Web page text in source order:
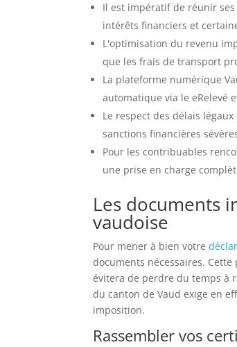
Il est impératif de réunir
intérêts financiers et
L'optimisation du revenu
que les frais de transport
La plateforme numérique
automatique via le eRelevé
Le respect des délais
sanctions financières
Pour les contribuables
une prise en charge
Les documents
vaudoise
Pour mener à bien votre
documents nécessaires.
évitera de perdre du temps à
du canton de Vaud exige en
imposition.
Rassembler vos